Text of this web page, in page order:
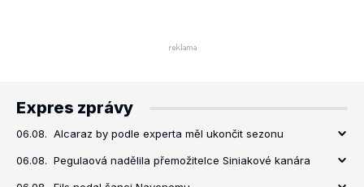
Expres zprávy
06.08. Alcaraz by podle experta měl ukončit sezonu
06.08. Pegulaová nadělila přemožitelce Siniakové kanára